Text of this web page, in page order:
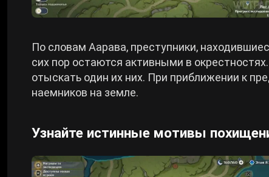
По словам Аарава, преступники,
сих пор остаются активными в
отыскать один их них. При приближении к
наемников на земле.
Узнайте истинные мотивы